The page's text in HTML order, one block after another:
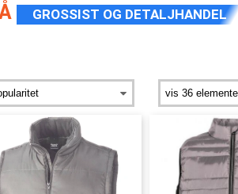
GROSSIST OG DETALJHANDEL